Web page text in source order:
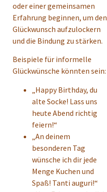
oder einer gemeinsamen
Erfahrung beginnen, um den
Glückwunsch aufzulockern
und die Bindung zu stärken.
Beispiele für informelle
Glückwünsche könnten sein:
„Happy Birthday, du
alte Socke! Lass uns
heute Abend richtig
feiern!“
„An deinem
besonderen Tag
wünsche ich dir jede
Menge Kuchen und
Spaß! Tanti auguri!“